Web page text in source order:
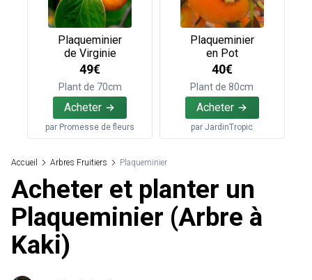
Plaqueminier
de Virginie
49€
Plant de 70cm
Acheter
par Promesse de fleurs
Plaqueminier
en Pot
40€
Plant de 80cm
Acheter
parJardinTropic
Accueil Arbres Fruitiers Plaqueminier
Acheter et planter un
Plaqueminier (Arbre à
Kaki)